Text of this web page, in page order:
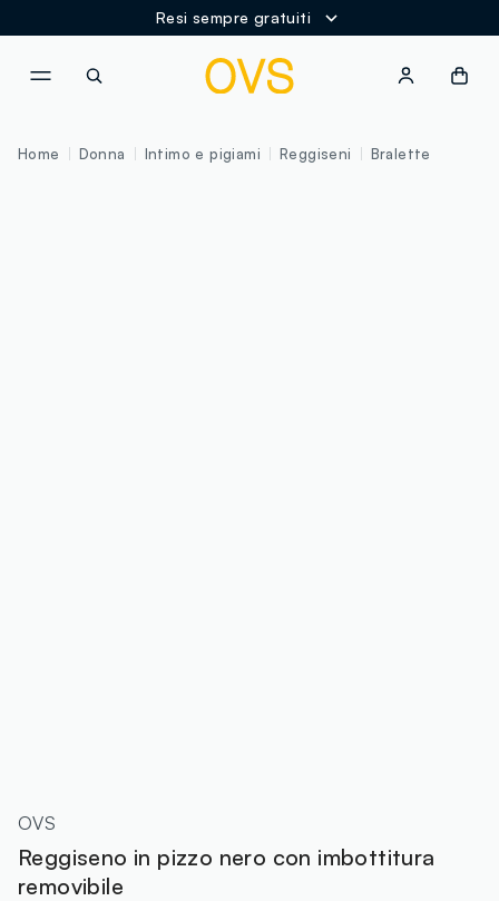
Resi sempre gratuiti
Home Donna Intimo e pigiami Reggiseni Bralette
OVS
Reggiseno in pizzo nero con imbottitura
removibile